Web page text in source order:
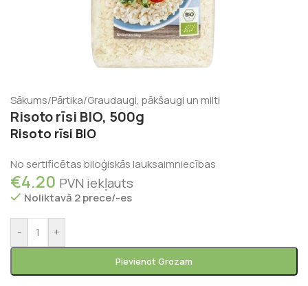
Sākums/Pārtika/Graudaugi, pākšaugi un milti
Risoto rīsi BIO, 500g
Risoto rīsi BIO
No sertificētas biloģiskās lauksaimniecības
€4.20 PVN iekļauts
Noliktavā 2 prece/-es
- +
Pievienot Grozam